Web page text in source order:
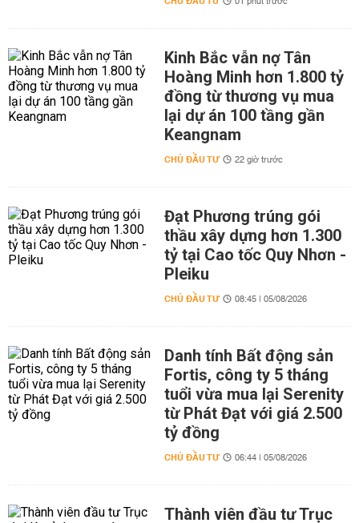
Kinh Bắc vẫn nợ Tân
Hoàng Minh hơn 1.800 tỷ
đồng từ thương vụ mua
lại dự án 100 tầng gần
Keangnam
CHỦ ĐẦU TƯ 22 giờ trước
Đạt Phương trúng gói
thầu xây dựng hơn 1.300
tỷ tại Cao tốc Quy Nhơn -
Pleiku
CHỦ ĐẦU TƯ 08:45 | 05/08/2026
Danh tính Bất động sản
Fortis, công ty 5 tháng
tuổi vừa mua lại Serenity
từ Phát Đạt với giá 2.500
tỷ đồng
CHỦ ĐẦU TƯ 06:44 | 05/08/2026
Thành viên đầu tư Trục